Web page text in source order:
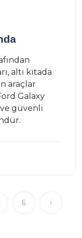
altı kıtada
araçlar
Galaxy
güvenli
6 ›